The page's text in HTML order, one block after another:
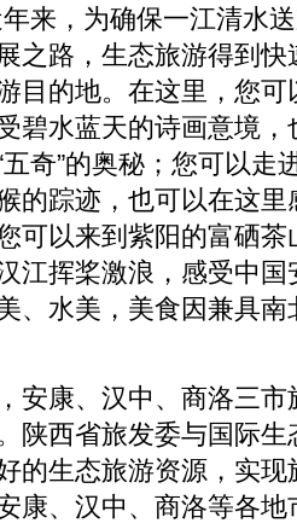
年来，为确保一江清水
之路，生态旅游得到
目的地。在这里，您
碧水蓝天的诗画意境
五奇”的奥秘；您可以走
的踪迹，也可以在这里
可以来到紫阳的富硒
江挥桨激浪，感受中
、水美，美食因兼具
康、汉中、商洛三市
陕西省旅发委与国际
的生态旅游资源，实
康、汉中、商洛等各